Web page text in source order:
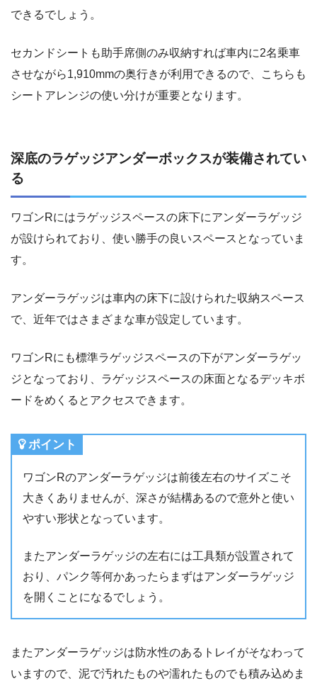
できるでしょう。
セカンドシートも助手席側のみ収納すれば車内に2名乗車
させながら1,910mmの奥行きが利用できるので、こちらも
シートアレンジの使い分けが重要となります。
深底のラゲッジアンダーボックスが装備されてい
る
ワゴンRにはラゲッジスペースの床下にアンダーラゲッジ
が設けられており、使い勝手の良いスペースとなっていま
す。
アンダーラゲッジは車内の床下に設けられた収納スペース
で、近年ではさまざまな車が設定しています。
ワゴンRにも標準ラゲッジスペースの下がアンダーラゲッ
ジとなっており、ラゲッジスペースの床面となるデッキボ
ードをめくるとアクセスできます。
ポイント
ワゴンRのアンダーラゲッジは前後左右のサイズこそ
大きくありませんが、深さが結構あるので意外と使い
やすい形状となっています。
またアンダーラゲッジの左右には工具類が設置されて
おり、パンク等何かあったらまずはアンダーラゲッジ
を開くことになるでしょう。
またアンダーラゲッジは防水性のあるトレイがそなわって
いますので、泥で汚れたものや濡れたものでも積み込めま